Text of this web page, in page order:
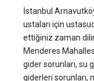
İstanbul
ustaları için
ettiğiniz zaman
Menderes
gider sorunları, su
giderleri sorunları,